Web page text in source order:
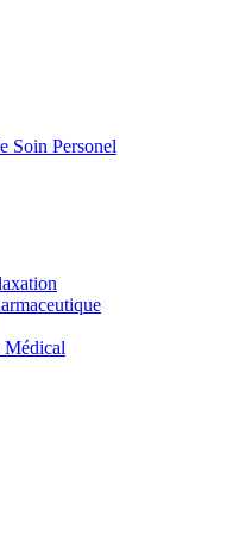
Soin Personel
Médical